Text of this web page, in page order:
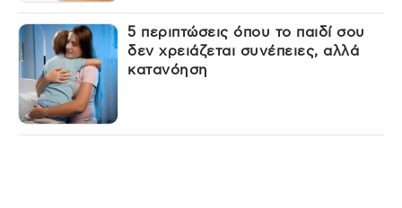
5 περιπτώσεις όπου το παιδί σου
δεν χρειάζεται συνέπειες, αλλά
κατανόηση